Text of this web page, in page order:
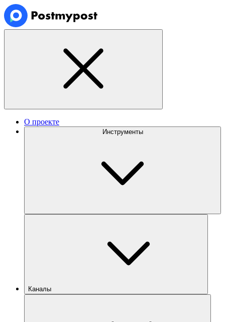
О проекте
Инструменты
Каналы